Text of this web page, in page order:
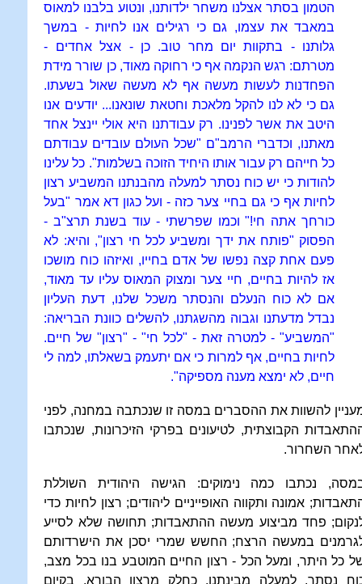
הטמון בסתר אצלנו משחר ילדותנו, ונטוע בלבנו למאוס
במאבד את עצמו, גם כי רגילים אנו לחיות - במשך
גלותנו - בתקוות יום מחר טוב. כן - אצל אחדים -
מטרתם: רגש הנקמה אף כי רחוקה מאוד, כן שורר מידת
הפחדנות לעשות מעשה אף לא מעשה שאול בשעתו.
גם כי לא לנו להקל מלאכת וחטאת שונאנו... יודעים אנו
היטב את אשר לפנינו. רק עבודתנו היא אולי יינצל אחד
מאתנו, וכדברי הרמב"ם "שכל העולם עובדים עבודתם
כל חייהם רק עבור אותו היחיד הזוכה בשלמות". כל עלינו
להודות כי יש כוח נסתר למעלה מהבנתנו המשביע רצון
לחיות אף כי גם בחיי צער כזה - ועל כגון דא אמר "בעל
כורחך אתה חי!" וכמו שפרשתי - עוד בשנת תרצ"ב -
הפסוק "פותח את ידך ומשביע לכל חי רצון", והיא: לא
פעם אחת קצה נפשו של אדם בחייו, ואיזהו כוח מושכו
אז להיות בחיים, חיי צער ומצוק המאוס עליו עד מאוד,
אם לא כוח הנעלם והנסתר משכל שלנו, דעת העליון
נבדל מדעתנו וגבוה מהשגתנו, להשלים כוונת הבריאה:
"המשביע" - למטרה זאת - "לכל חי" - "רצון" של חיים.
לחיות בחיים, אף למרות כי אם יתעמק בשאלתו, למה לי
חיים, לא ימצא מענה מספיקה".
להשוות את ההסברים במסה זו שנכתבה במחנה, לפני
הקבוצתית, לטיעונים בפרקי הזיכרונות, שנכתבו
השחרור.
נכתבו כמה נימוקים: הגישה היהודית השוללת
אמונה ותקווה האופייניים ליהודים; רצון לחיות כדי
פחד מביצוע מעשה ההתאבדות; תחושה שלא לסייע
במעשה הרצח; החשש שמרי יסכן את הישרדותם
כל היתר, ומעל הכל - רצון החיים המוטבע בנו בכל מצב,
נסתר, למעלה מבינתנו, כחלק מרצון הבורא, בקיום